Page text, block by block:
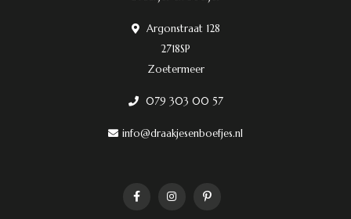
Argonstraat 128
2718SP
Zoetermeer
079 303 00 57
info@draakjesenboefjes.nl